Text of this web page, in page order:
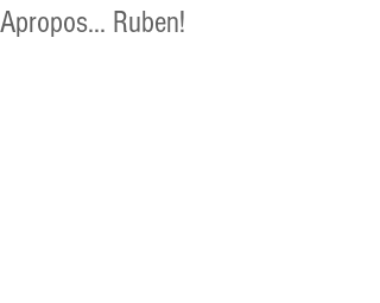
Apropos... Ruben!